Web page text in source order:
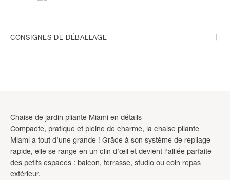
CONSIGNES DE DÉBALLAGE
Chaise de jardin pliante Miami en détails
Compacte, pratique et pleine de charme, la chaise pliante
Miami a tout d’une grande ! Grâce à son système de repliage
rapide, elle se range en un clin d’œil et devient l’alliée parfaite
des petits espaces : balcon, terrasse, studio ou coin repas
extérieur.